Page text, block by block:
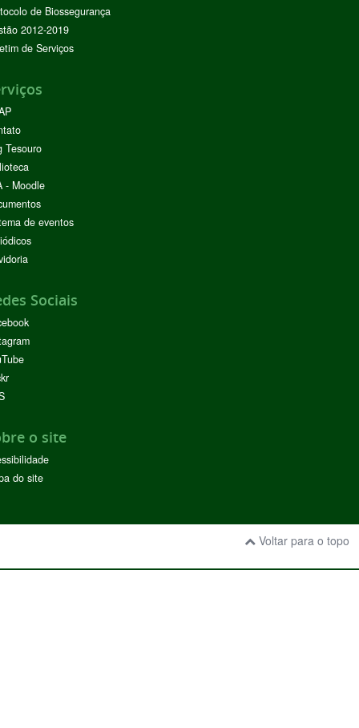
de Biossegurança
2012-2019
de Serviços
Tesouro
- Moodle
de eventos
Sociais
o site
do site
Voltar para o topo